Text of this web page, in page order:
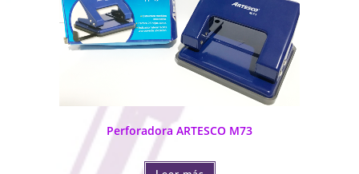
Perforadora ARTESCO M73